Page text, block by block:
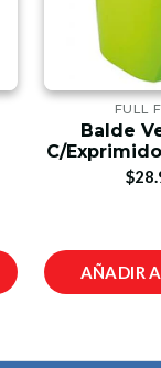
FULL
Balde
C/
AÑADIR